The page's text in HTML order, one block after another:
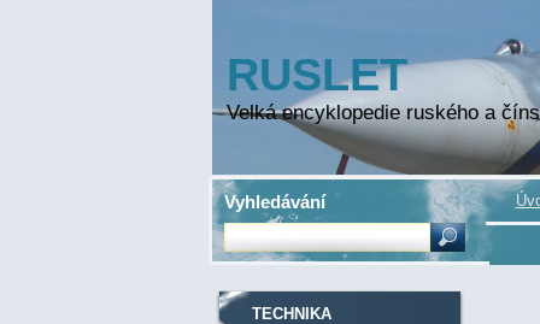
RUSLET
Velká encyklopedie ruského a
TECHNIKA
Vyhledávání